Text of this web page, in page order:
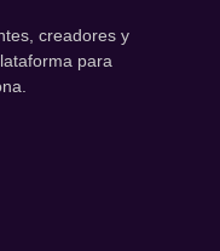
creadores y
para